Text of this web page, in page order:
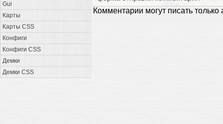
Gui
Карты
Карты CSS
Конфиги
Конфиги CSS
Демки
Демки CSS
Комментарии могут писать